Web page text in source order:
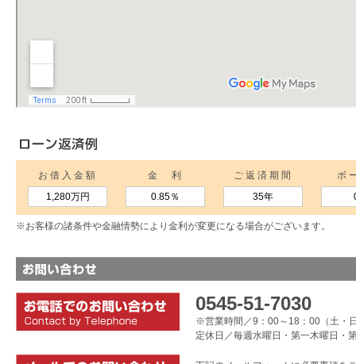
お借入金額
1,280万円
金 利
0.85％
ご返済期間
35年
ボ
※お客様の諸条件や金融情勢により金利が変更になる場合がございます。
0545-51-7030
※営業時間／9：00～18：00（土・
定休日／毎週水曜日・第一木曜日・